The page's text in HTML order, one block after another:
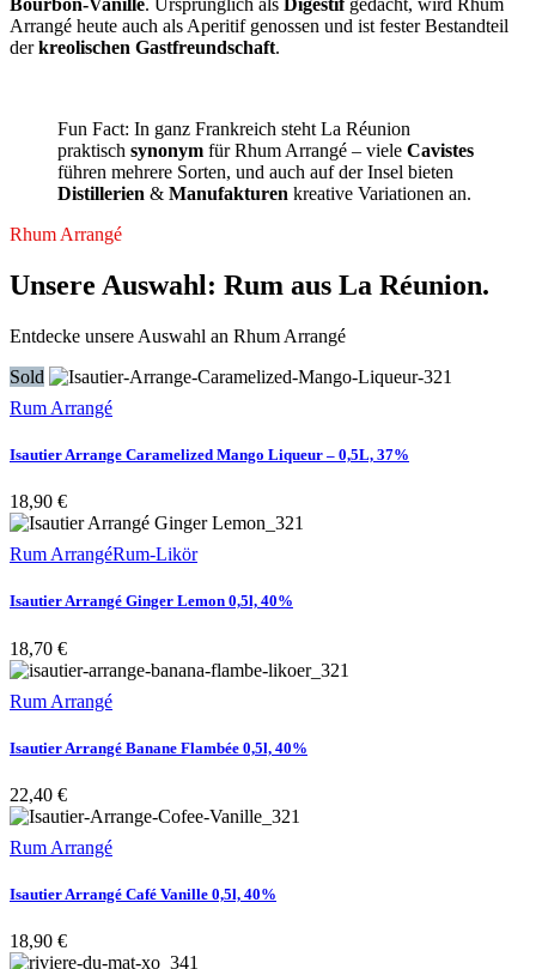
Bourbon-Vanille. Ursprünglich als Digestif gedacht, wird Rhum
Arrangé heute auch als Aperitif genossen und ist fester Bestandteil
derkreolischen Gastfreundschaft.
Fun Fact: In ganz Frankreich steht La Réunion
praktisch synonym für Rhum Arrangé – viele Cavistes
führen mehrere Sorten, und auch auf der Insel bieten
Distillerien & Manufakturen kreative Variationen an.
Rhum Arrangé
Unsere Auswahl: Rum aus La Réunion.
Entdecke unsere Auswahl an Rhum Arrangé
Sold
Rum Arrangé
Isautier Arrange Caramelized Mango Liqueur – 0,5L, 37%
18,90 €
Rum ArrangéRum-Likör
Isautier Arrangé Ginger Lemon 0,5l, 40%
18,70 €
Rum Arrangé
Isautier Arrangé Banane Flambée 0,5l, 40%
22,40 €
Rum Arrangé
Isautier Arrangé Café Vanille 0,5l, 40%
18,90 €